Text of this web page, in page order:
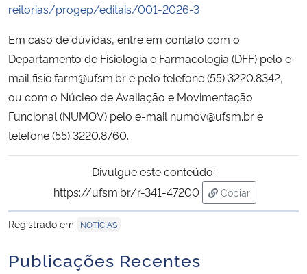
reitorias/progep/editais/001-2026-3
Em caso de dúvidas, entre em contato com o
Departamento de Fisiologia e Farmacologia (DFF) pelo e-
mail fisio.farm@ufsm.br e pelo telefone (55) 3220.8342,
ou com o Núcleo de Avaliação e Movimentação
Funcional (NUMOV) pelo e-mail numov@ufsm.br e
telefone (55) 3220.8760.
Divulgue este conteúdo:
https://ufsm.br/r-341-47200
Copiar
para área de
Registrado em
NOTÍCIAS
Publicações Recentes